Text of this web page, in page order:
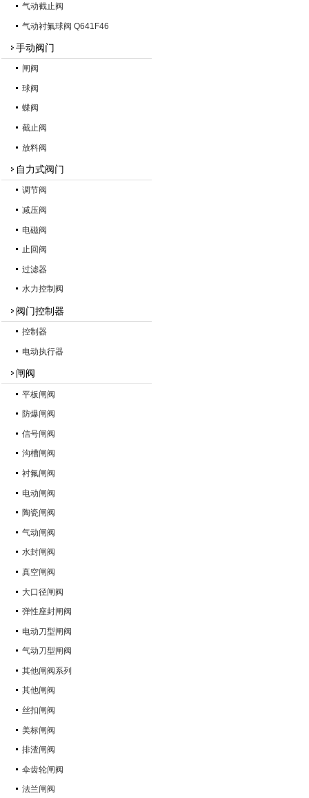
气动截止阀
气动衬氟球阀 Q641F46
手动阀门
闸阀
球阀
蝶阀
截止阀
放料阀
自力式阀门
调节阀
减压阀
电磁阀
止回阀
过滤器
水力控制阀
阀门控制器
控制器
电动执行器
闸阀
平板闸阀
防爆闸阀
信号闸阀
沟槽闸阀
衬氟闸阀
电动闸阀
陶瓷闸阀
气动闸阀
水封闸阀
真空闸阀
大口径闸阀
弹性座封闸阀
电动刀型闸阀
气动刀型闸阀
其他闸阀系列
其他闸阀
丝扣闸阀
美标闸阀
排渣闸阀
伞齿轮闸阀
法兰闸阀